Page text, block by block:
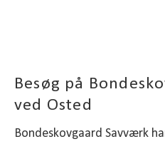
Besøg på
ved Osted
Bondeskovgaard Savværk